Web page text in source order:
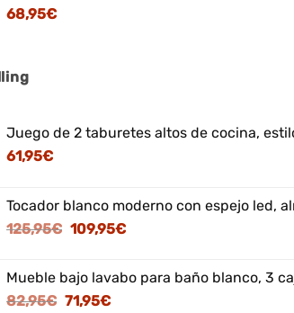
68,95€
Juego de 2 taburetes altos de cocina,
61,95€
Tocador blanco moderno con espejo led,
125,95€ El
era:
125,95€.
109,95€El
es:
Mueble bajo lavabo para baño blanco, 3
82,95€ El
71,95€El